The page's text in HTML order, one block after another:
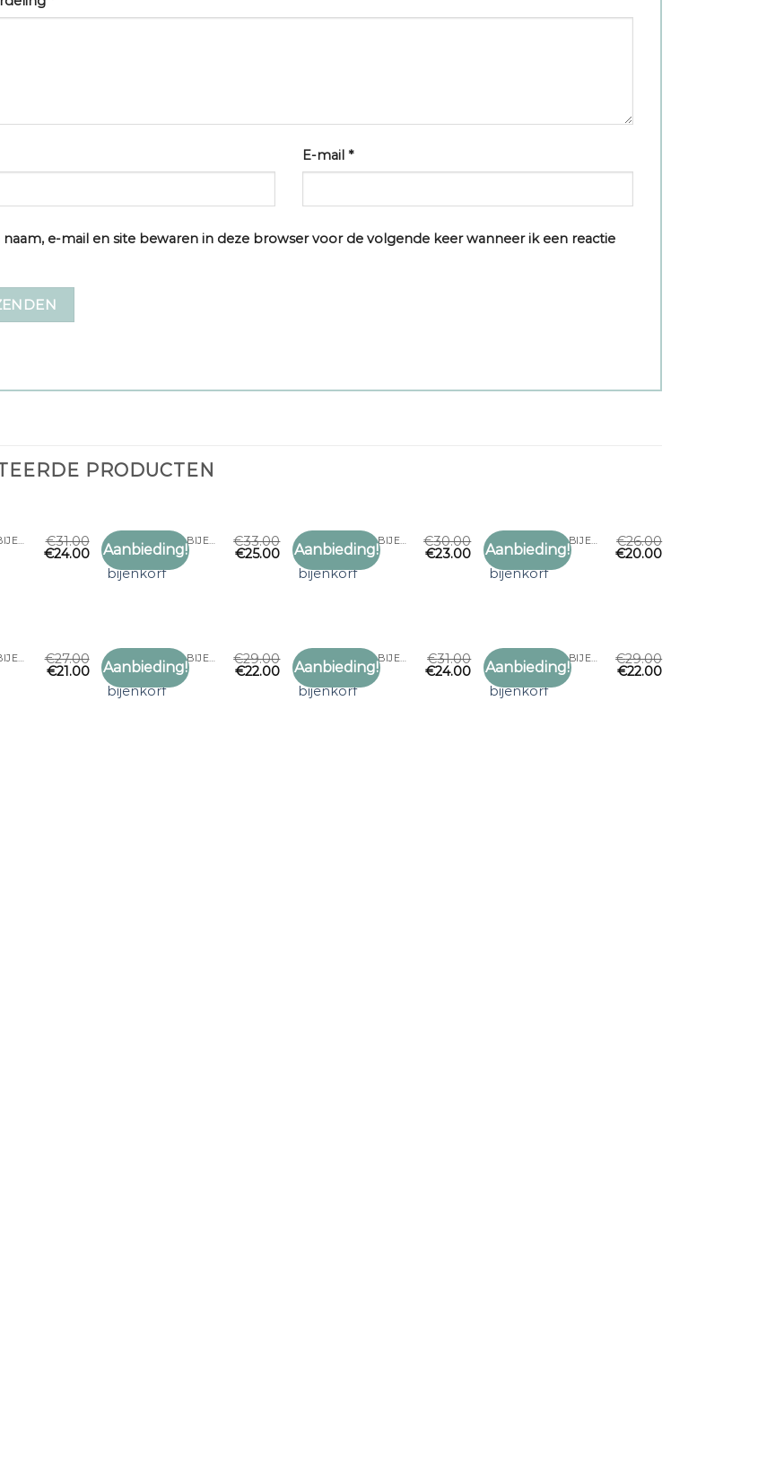
E-mail*
naam, e-mail en site bewaren in deze browser voor de volgende keer wanneer ik een reactie
PRODUCTEN
Toevoegen
BYLIMA SJAAL BIJENKORF €31.00
€24.00 Aanbieding!
Toevoegen
BYLIMA SJAAL BIJENKORF
bylima sjaal
bijenkorf
€33.00
€25.00 Aanbieding!
Toevoegen
BYLIMA SJAAL BIJENKORF
bylima sjaal
bijenkorf
€30.00
€23.00 Aanbieding!
Toevoegen
BYLIMA SJAAL BIJENKORF
bylima sjaal
bijenkorf
€26.00
€20.00
Toevoegen
BYLIMA SJAAL BIJENKORF €27.00
€21.00 Aanbieding!
Toevoegen
BYLIMA SJAAL BIJENKORF
bylima sjaal
bijenkorf
€29.00
€22.00 Aanbieding!
Toevoegen
BYLIMA SJAAL BIJENKORF
bylima sjaal
bijenkorf
€31.00
€24.00 Aanbieding!
Toevoegen
BYLIMA SJAAL BIJENKORF
bylima sjaal
bijenkorf
€29.00
€22.00